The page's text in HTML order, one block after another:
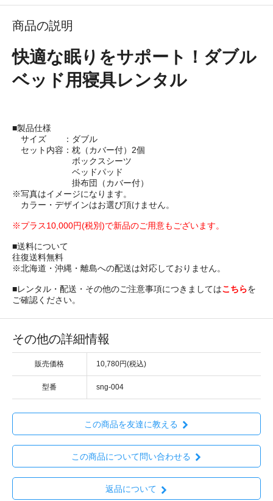
商品の説明
快適な眠りをサポート！ダブル
ベッド用寝具レンタル
■製品仕様
サイズ ：ダブル
セット内容：枕（カバー付）2個
ボックスシーツ
ベッドパッド
掛布団（カバー付）
※写真はイメージになります。
カラー・デザインはお選び頂けません。
※プラス10,000円(税別)で新品のご用意もございます。
■送料について
往復送料無料
※北海道・沖縄・離島への配送は対応しておりません。
■レンタル・配送・その他のご注意事項につきましてはこちらを
ご確認ください。
その他の詳細情報
販売価格 10,780円(税込)
型番 sng-004
この商品を友達に教える
この商品について問い合わせる
返品について